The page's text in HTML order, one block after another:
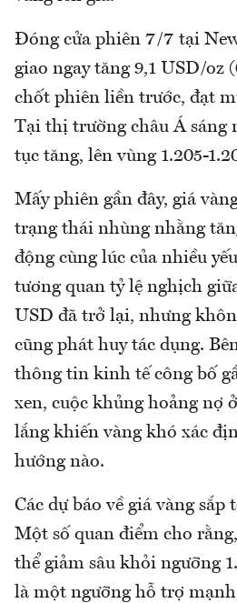
Đóng cửa phiên 7/7 tại
giao ngay tăng 9,1 USD/oz
chốt phiên liền trước, đạt
Tại thị trường châu Á sáng
tục tăng, lên vùng 1.205-
Mấy phiên gần đây, giá
trạng thái nhùng nhằng
động cùng lúc của nhiều
tương quan tỷ lệ nghịch
USD đã trở lại, nhưng
cũng phát huy tác dụng.
thông tin kinh tế công bố
xen, cuộc khủng hoảng nợ
lắng khiến vàng khó xác
hướng nào.
Các dự báo về giá vàng
Một số quan điểm cho
thể giảm sâu khỏi ngưỡng
là một ngưỡng hỗ trợ